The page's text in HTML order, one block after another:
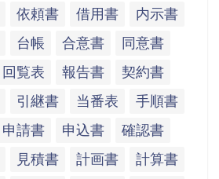
依頼書 借用書
内示書
台帳 合意書
同意書
回覧表 報告書
契約書
引継書 当番表
手順書
申請書 申込書
確認書
見積書 計画書
計算書